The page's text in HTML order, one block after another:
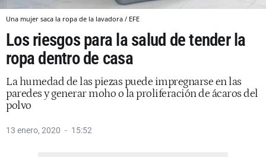
Una mujer saca la ropa de la lavadora / EFE
Los riesgos para la salud de tender la
ropa dentro de casa
La humedad de las piezas puede impregnarse en las
paredes y generar moho o la proliferación de ácaros del
polvo
13 enero, 2020 15:52